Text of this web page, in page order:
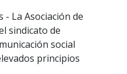
- La Asociación de
sindicato de
social
principios